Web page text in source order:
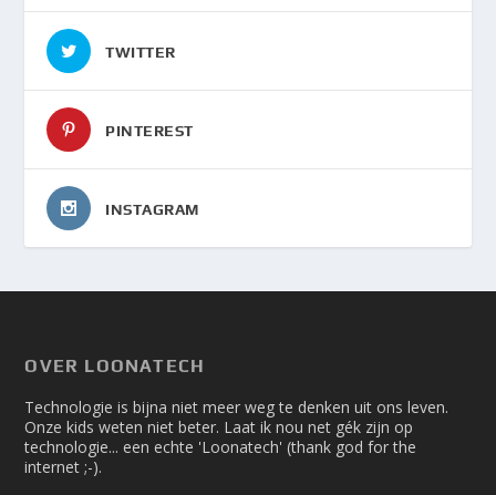
TWITTER
PINTEREST
INSTAGRAM
OVER LOONATECH
Technologie is bijna niet meer weg te denken uit ons leven.
Onze kids weten niet beter. Laat ik nou net gék zijn op
technologie... een echte 'Loonatech' (thank god for the
internet ;-).